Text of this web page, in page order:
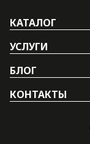
КАТАЛОГ
УСЛУГИ
БЛОГ
КОНТАКТЫ